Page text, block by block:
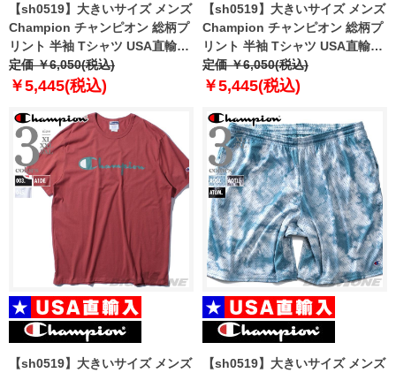
【sh0519】大きいサイズ メンズ
Champion チャンピオン 総柄プ
リント 半袖 Tシャツ USA直輸入
t8754
定価 ￥6,050(税込)
￥5,445(税込)
【sh0519】大きいサイズ メンズ
Champion チャンピオン 総柄プ
リント 半袖 Tシャツ USA直輸入
t63298
定価 ￥6,050(税込)
￥5,445(税込)
【sh0519】大きいサイズ メンズ
【sh0519】大きいサイズ メンズ